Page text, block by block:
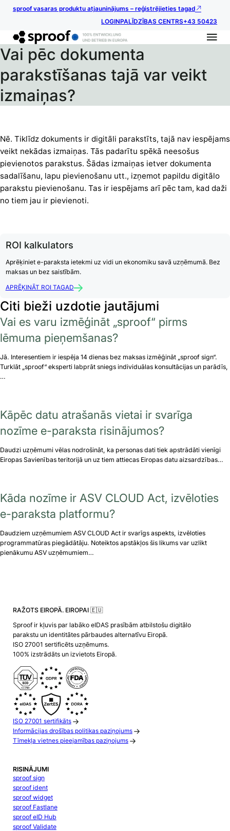
sproof vasaras produktu atjauninājums – reģistrējieties tagad
LOGINPALĪDZĪBAS CENTRS+43 50423
Vai pēc dokumenta
parakstīšanas tajā var veikt
izmaiņas?
Nē. Tiklīdz dokuments ir digitāli parakstīts, tajā nav iespējams
veikt nekādas izmaiņas. Tās padarītu spēkā neesošus
pievienotos parakstus. Šādas izmaiņas ietver dokumenta
sadalīšanu, lapu pievienošanu utt., izņemot papildu digitālo
parakstu pievienošanu. Tas ir iespējams arī pēc tam, kad daži
no tiem jau ir pievienoti.
ROI kalkulators
Aprēķiniet e-paraksta ietekmi uz vidi un ekonomiku savā uzņēmumā. Bez
maksas un bez saistībām.
APRĒĶINĀT ROI TAGAD
Citi bieži uzdotie jautājumi
Vai es varu izmēģināt „sproof“ pirms
lēmuma pieņemšanas?
Jā. Interesentiem ir iespēja 14 dienas bez maksas izmēģināt „sproof sign“.
Turklāt „sproof“ eksperti labprāt sniegs individuālas konsultācijas un parādīs,
…
Kāpēc datu atrašanās vietai ir svarīga
nozīme e-paraksta risinājumos?
Daudzi uzņēmumi vēlas nodrošināt, ka personas dati tiek apstrādāti vienīgi
Eiropas Savienības teritorijā un uz tiem attiecas Eiropas datu aizsardzības…
Kāda nozīme ir ASV CLOUD Act, izvēloties
e-paraksta platformu?
Daudziem uzņēmumiem ASV CLOUD Act ir svarīgs aspekts, izvēloties
programmatūras piegādātāju. Noteiktos apstākļos šis likums var uzlikt
pienākumu ASV uzņēmumiem…
RAŽOTS EIROPĀ. EIROPAI 🇪🇺
Sproof ir kļuvis par labāko eIDAS prasībām atbilstošu digitālo
parakstu un identitātes pārbaudes alternatīvu Eiropā.
ISO 27001 sertificēts uzņēmums.
100% izstrādāts un izvietots Eiropā.
ISO 27001 sertifikāts
Informācijas drošības politikas paziņojums
Tīmekļa vietnes pieejamības paziņojums
RISINĀJUMI
sproof sign
sproof ident
sproof widget
sproof Fastlane
sproof eID Hub
sproof Validate